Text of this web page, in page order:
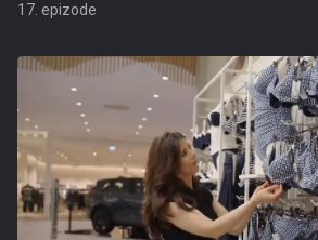
17. epizode